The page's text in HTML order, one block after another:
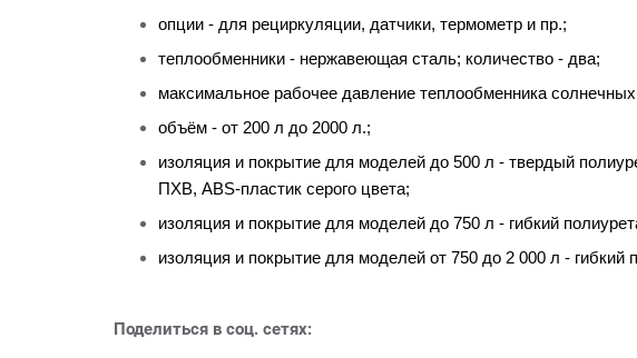
опции - для рециркуляции, датчики, термометр и пр.;
теплообменники - нержавеющая сталь; количество - два;
максимальное рабочее давление теплообменника
объём - от 200 л до 2000 л.;
изоляция и покрытие для моделей до 500 л - твердый
ПХВ, ABS-пластик серого цвета;
изоляция и покрытие для моделей до 750 л - гибкий
изоляция и покрытие для моделей от 750 до 2 000 л -
Поделиться в соц. сетях: